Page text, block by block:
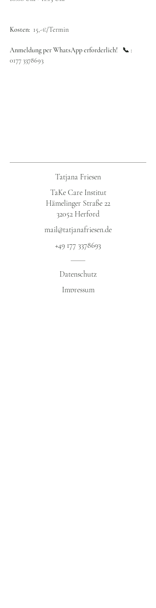
Kosten: 15,-€/Termin
Anmeldung per WhatsApp erforderlich!   📞 :
0177 3378693
Tatjana Friesen
TaKe Care Institut
Hämelinger Straße 22
32052 Herford​
mail@tatjanafriesen.de
+49 177 3378693
Datenschutz​
Impressum